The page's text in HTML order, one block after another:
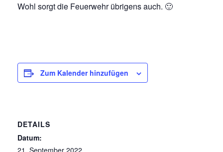
Wohl sorgt die Feuerwehr übrigens auch. 🙂
Zum Kalender hinzufügen
DETAILS
Datum:
21. September 2022